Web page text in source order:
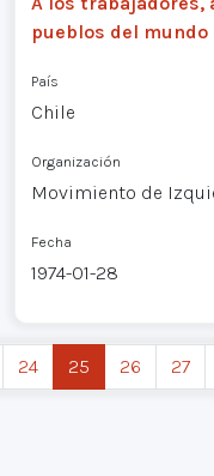
pueblos del mundo
País
Chile
Organización
Movimiento de
Fecha
1974-01-28
24 25 26 27